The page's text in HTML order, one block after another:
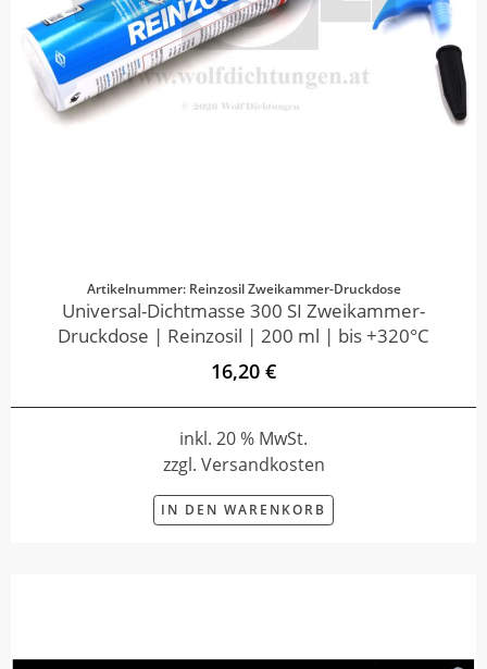
Artikelnummer: Reinzosil Zweikammer-Druckdose
Universal-Dichtmasse 300 SI Zweikammer-
Druckdose | Reinzosil | 200 ml | bis +320°C
16,20 €
inkl. 20 % MwSt.
zzgl. Versandkosten
IN DEN WARENKORB